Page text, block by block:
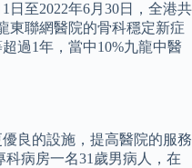
日至2022年6月30日，全港共
東聯網醫院的骨科穩定新症
過1年，當中10%九龍中醫
良的設施，提高醫院的服務
病房一名31歲男病人，在